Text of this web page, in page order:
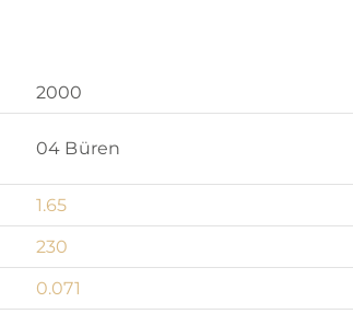
2000
04 Büren
1.65
230
0.071